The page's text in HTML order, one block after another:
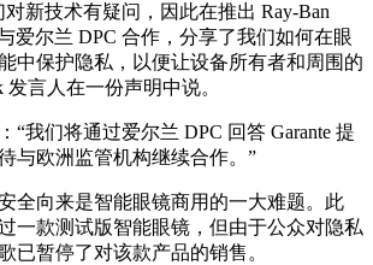
技术有疑问，因此在推出 Ray-Ban
爱尔兰 DPC 合作，分享了我们如何在眼
中保护隐私，以便让设备所有者和周围的
发言人在一份声明中说。
们将通过爱尔兰 DPC 回答 Garante 提
与欧洲监管机构继续合作。”
向来是智能眼镜商用的一大难题。此
一款测试版智能眼镜，但由于公众对隐私
已暂停了对该款产品的销售。